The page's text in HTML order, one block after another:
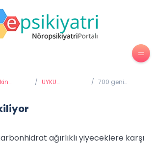
/ UYKU
/ 700 geni
ağırlıklı yiyeceklere karşı